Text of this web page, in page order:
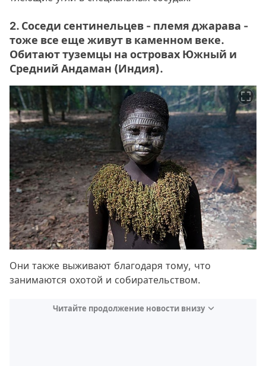
2. Соседи сентинельцев - племя джарава -
тоже все еще живут в каменном веке.
Обитают туземцы на островах Южный и
Средний Андаман (Индия).
Они также выживают благодаря тому, что
занимаются охотой и собирательством.
Читайте продолжение новости внизу